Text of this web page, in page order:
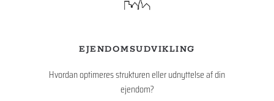
EJENDOMSUDVIKLING
Hvordan optimeres strukturen eller udnyttelse af din
ejendom?